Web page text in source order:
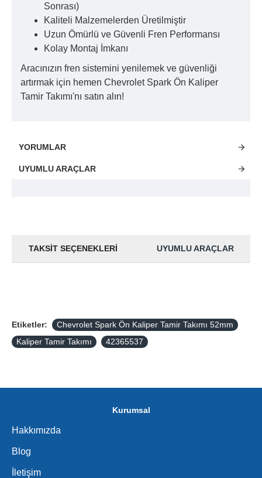
Sonrası)
Kaliteli Malzemelerden Üretilmiştir
Uzun Ömürlü ve Güvenli Fren Performansı
Kolay Montaj İmkanı
Aracınızın fren sistemini yenilemek ve güvenliği
artırmak için hemen Chevrolet Spark Ön Kaliper
Tamir Takımı'nı satın alın!
YORUMLAR
UYUMLU ARAÇLAR
TAKSIT SEÇENEKLERI UYUMLU ARAÇLAR
Etiketler:
Chevrolet Spark Ön Kaliper Tamir Takımı 52mm
Kaliper Tamir Takımı
42365537
Kurumsal
Hakkımızda
Blog
İletişim